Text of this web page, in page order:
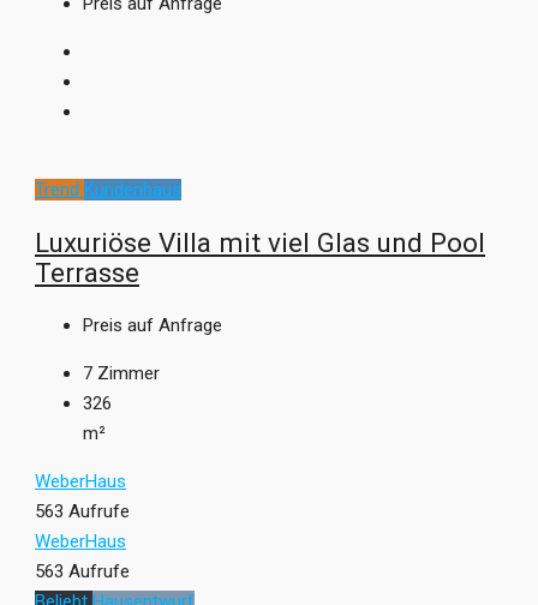
Trend Kundenhaus
Luxuriöse Villa mit viel Glas und Pool
Terrasse
Preis auf Anfrage
7 Zimmer
326
m²
WeberHaus
563 Aufrufe
WeberHaus
563 Aufrufe